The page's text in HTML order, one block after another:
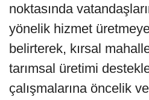
noktasında
yönelik hizmet
belirterek, kırsal
tarımsal üretimi
çalışmalarına öncelik